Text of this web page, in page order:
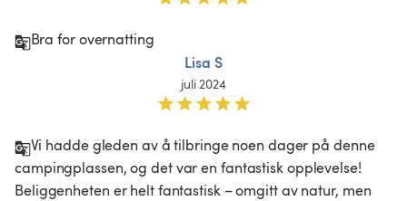
Bra for overnatting
Lisa S
juli 2024
Vi hadde gleden av å tilbringe noen dager på denne
campingplassen, og det var en fantastisk opplevelse!
Beliggenheten er helt fantastisk – omgitt av natur, men